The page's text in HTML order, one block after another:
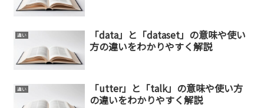
違い
「data」と「dataset」の意味や使い
方の違いをわかりやすく解説
違い
「utter」と「talk」の意味や使い方
の違いをわかりやすく解説